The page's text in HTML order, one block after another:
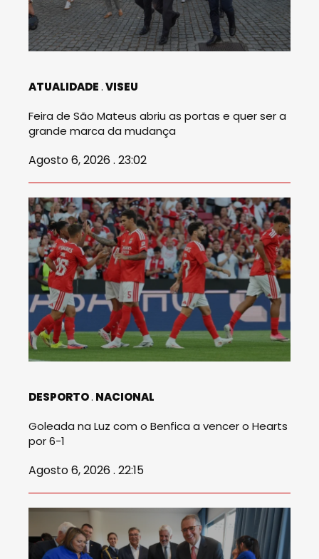
ATUALIDADE VISEU
Feira de São Mateus abriu as portas e quer ser a
grande marca da mudança
Agosto 6, 2026 . 23:02
DESPORTO NACIONAL
Goleada na Luz com o Benfica a vencer o Hearts
por 6-1
Agosto 6, 2026 . 22:15